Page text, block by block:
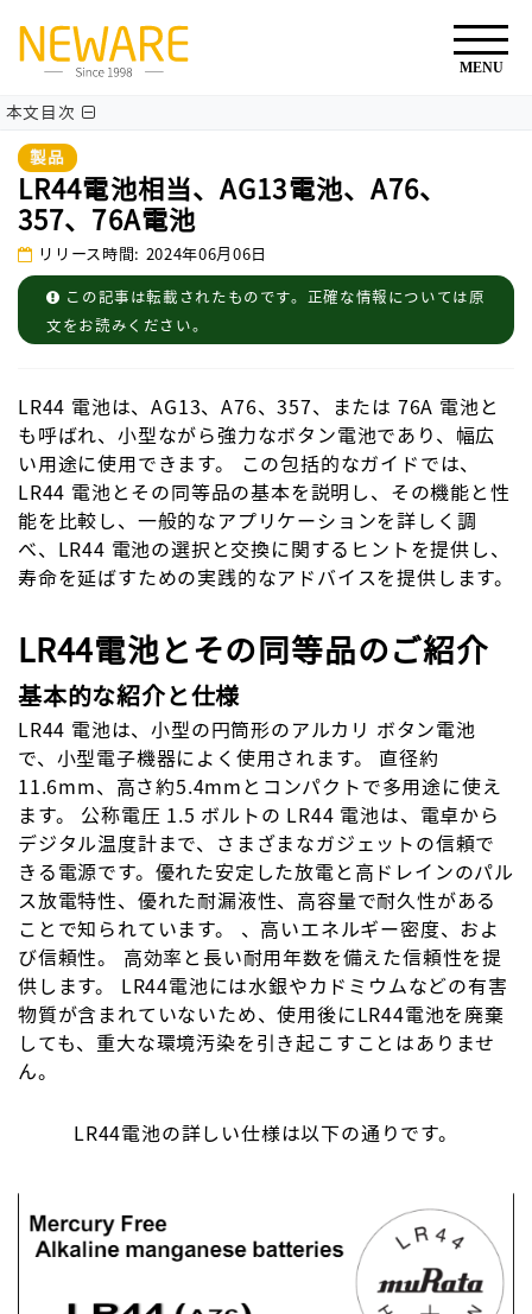
本文目次
製品
LR44電池相当、AG13電池、A76、
357、76A電池
リリース時間: 2024年06月06日
この記事は転載されたものです。正確な情報については原
文をお読みください。
LR44 電池は、AG13、A76、357、または 76A 電池と
も呼ばれ、小型ながら強力なボタン電池であり、幅広
い用途に使用できます。 この包括的なガイドでは、
LR44 電池とその同等品の基本を説明し、その機能と性
能を比較し、一般的なアプリケーションを詳しく調
べ、LR44 電池の選択と交換に関するヒントを提供し、
寿命を延ばすための実践的なアドバイスを提供します。
LR44電池とその同等品のご紹介
基本的な紹介と仕様
LR44 電池は、小型の円筒形のアルカリ ボタン電池
で、小型電子機器によく使用されます。 直径約
11.6mm、高さ約5.4mmとコンパクトで多用途に使え
ます。 公称電圧 1.5 ボルトの LR44 電池は、電卓から
デジタル温度計まで、さまざまなガジェットの信頼で
きる電源です。優れた安定した放電と高ドレインのパル
ス放電特性、優れた耐漏液性、高容量で耐久性がある
ことで知られています。 、高いエネルギー密度、およ
び信頼性。 高効率と長い耐用年数を備えた信頼性を提
供します。 LR44電池には水銀やカドミウムなどの有害
物質が含まれていないため、使用後にLR44電池を廃棄
しても、重大な環境汚染を引き起こすことはありませ
ん。
LR44電池の詳しい仕様は以下の通りです。